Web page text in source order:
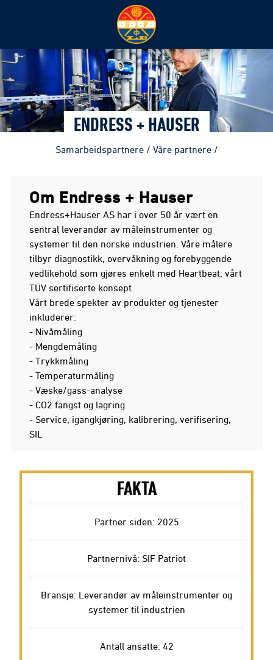
ENDRESS + HAUSER
Samarbeidspartnere / Våre partnere /
Om Endress + Hauser
Endress+Hauser AS har i over 50 år vært en
sentral leverandør av måleinstrumenter og
systemer til den norske industrien. Våre målere
tilbyr diagnostikk, overvåkning og forebyggende
vedlikehold som gjøres enkelt med Heartbeat; vårt
TÜV sertifiserte konsept.
Vårt brede spekter av produkter og tjenester
inkluderer:
- Nivåmåling
- Mengdemåling
- Trykkmåling
- Temperaturmåling
- Væske/gass-analyse
- CO2 fangst og lagring
- Service, igangkjøring, kalibrering, verifisering,
SIL
FAKTA
Partner siden: 2025
Partnernivå: SIF Patriot
Bransje: Leverandør av måleinstrumenter og
systemer til industrien
Antall ansatte: 42